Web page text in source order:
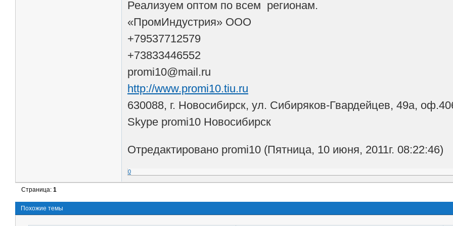
Реализуем оптом по всем регионам.
«ПромИндустрия» ООО
+79537712579
+73833446552
promi10@mail.ru
http://www.promi10.tiu.ru
630088, г. Новосибирск, ул. Сибиряков-Гвардейцев, 49а,
Skype promi10 Новосибирск
Отредактировано promi10 (Пятница, 10 июня, 2011г. 08:22:46)
0
Страница:1
Похожие темы